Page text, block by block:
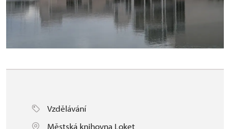
Vzdělávání
Městská knihovna Loket